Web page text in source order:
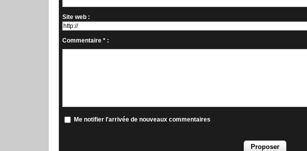
Site web :
Commentaire * :
Me notifier l'arrivée de nouveaux commentaires